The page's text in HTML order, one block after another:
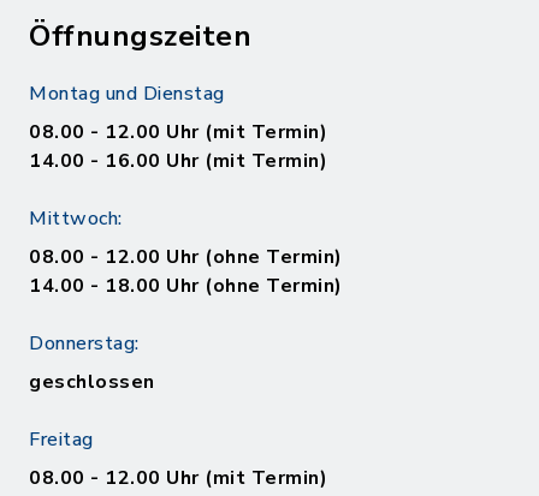
Öffnungszeiten
Montag und Dienstag
08.00 - 12.00 Uhr (mit Termin)
14.00 - 16.00 Uhr (mit Termin)
Mittwoch:
08.00 - 12.00 Uhr (ohne Termin)
14.00 - 18.00 Uhr (ohne Termin)
Donnerstag:
geschlossen
Freitag
08.00 - 12.00 Uhr (mit Termin)